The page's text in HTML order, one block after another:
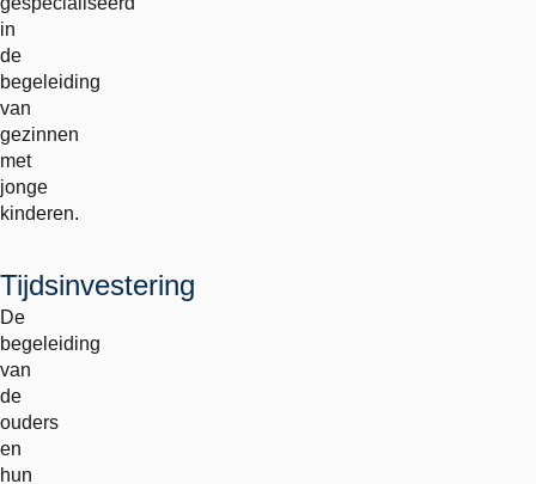
in
de
begeleiding
van
gezinnen
met
jonge
kinderen.
Tijdsinvestering
De
begeleiding
van
de
ouders
en
hun